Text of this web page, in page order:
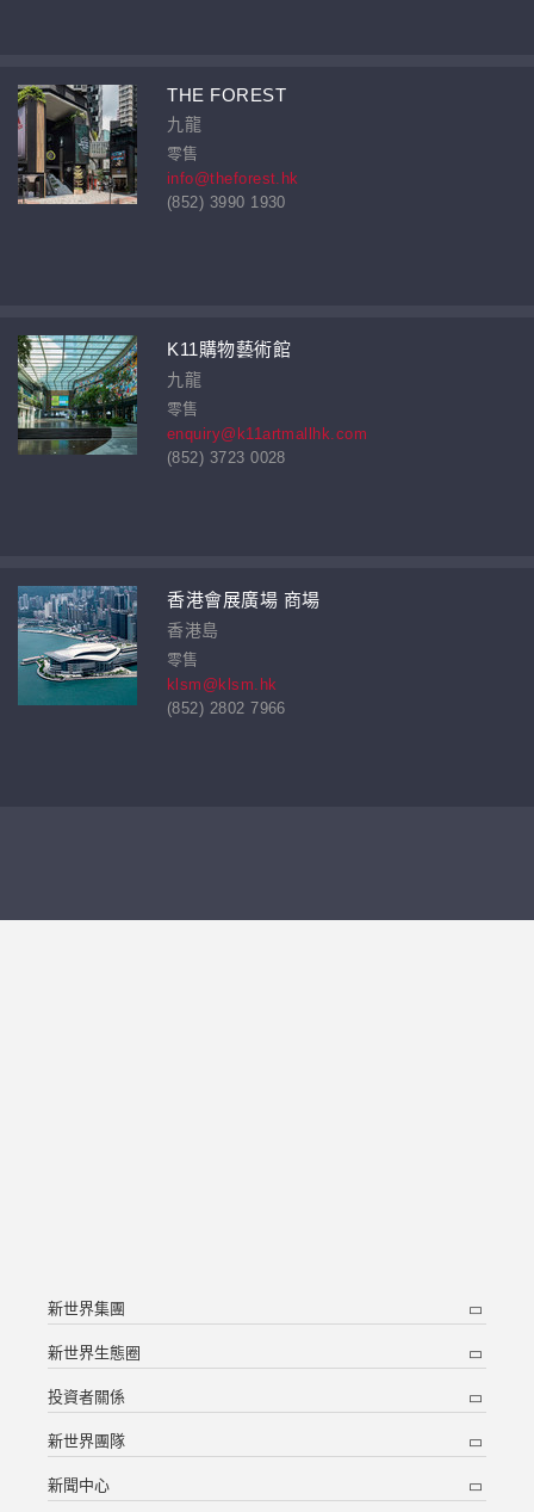
THE FOREST
九龍
零售
info@theforest.hk
(852) 3990 1930
K11購物藝術館
九龍
零售
enquiry@k11artmallhk.com
(852) 3723 0028
香港會展廣場 商場
香港島
零售
klsm@klsm.hk
(852) 2802 7966
新世界集團
新世界生態圈
投資者關係
新世界團隊
新聞中心